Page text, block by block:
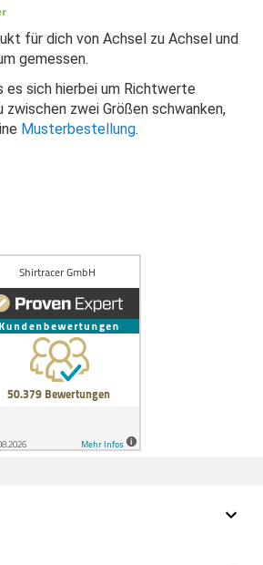
für dich von Achsel zu Achsel und
gemessen.
sich hierbei um Richtwerte
zwei Größen schwanken,
Musterbestellung.